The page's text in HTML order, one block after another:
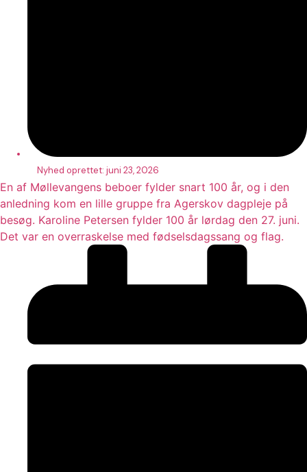
Nyhed oprettet: juni 23, 2026
En af Møllevangens beboer fylder snart 100 år, og i den
anledning kom en lille gruppe fra Agerskov dagpleje på
besøg. Karoline Petersen fylder 100 år lørdag den 27. juni.
Det var en overraskelse med fødselsdagssang og flag.